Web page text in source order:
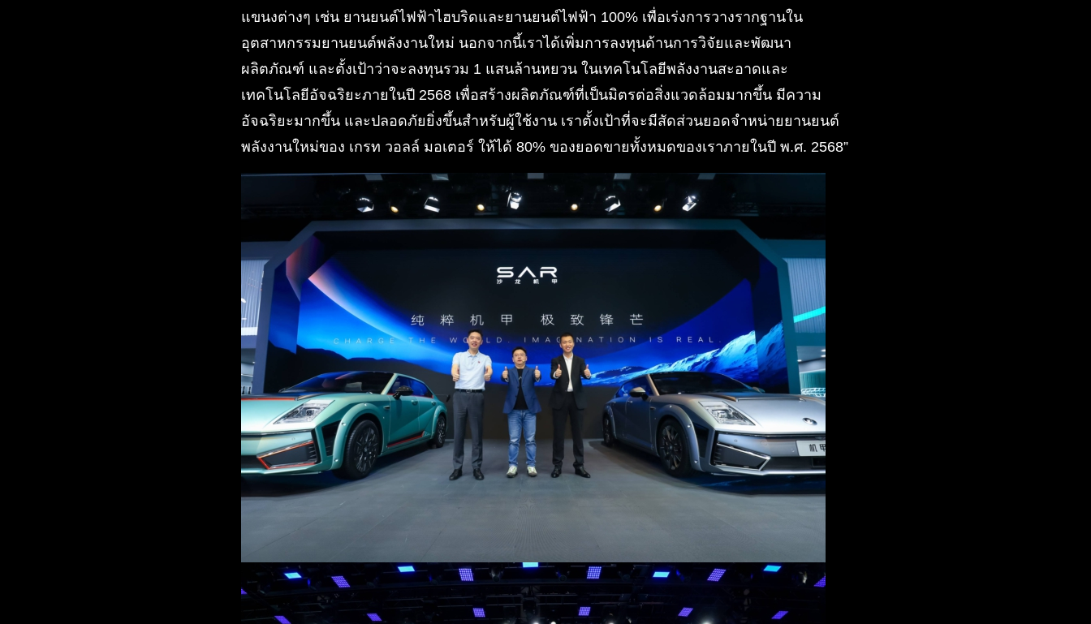
แขนงต่างๆ เช่น ยานยนต์ไฟฟ้าไฮบริดและยานยนต์ไฟฟ้า 100% เพื่อเร่งการวางรากฐานใน
อุตสาหกรรมยานยนต์พลังงานใหม่ นอกจากนี้เราได้เพิ่มการลงทุนด้านการวิจัยและพัฒนา
ผลิตภัณฑ์ และตั้งเป้าว่าจะลงทุนรวม 1 แสนล้านหยวน ในเทคโนโลยีพลังงานสะอาดและ
เทคโนโลยีอัจฉริยะภายในปี 2568 เพื่อสร้างผลิตภัณฑ์ที่เป็นมิตรต่อสิ่งแวดล้อมมากขึ้น มีความ
อัจฉริยะมากขึ้น และปลอดภัยยิ่งขึ้นสำหรับผู้ใช้งาน เราตั้งเป้าที่จะมีสัดส่วนยอดจำหน่ายยานยนต์
พลังงานใหม่ของ เกรท วอลล์ มอเตอร์ ให้ได้ 80% ของยอดขายทั้งหมดของเราภายในปี พ.ศ. 2568”